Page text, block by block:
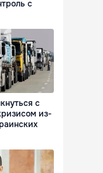
с
с
из-